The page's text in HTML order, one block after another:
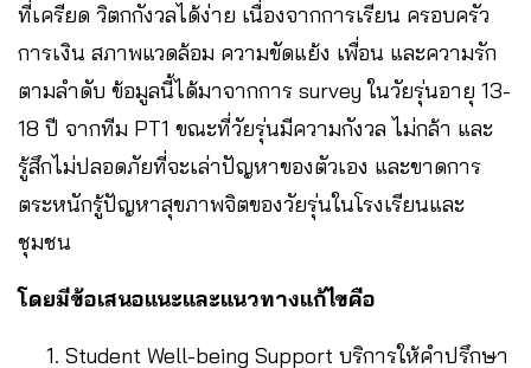
ที่เครียด วิตกกังวลได้ง่าย เนื่องจากการเรียน ครอบครัว
การเงิน สภาพแวดล้อม ความขัดแย้ง เพื่อน และความรัก
ตามลําดับ ข้อมูลนี้ได้มาจากการ survey ในวัยรุ่นอายุ 13-
18 ปี จากทีม PT1 ขณะที่วัยรุ่นมีความกังวล ไม่กล้า และ
รู้สึกไม่ปลอดภัยที่จะเล่าปัญหาของตัวเอง และขาดการ
ตระหนักรู้ปัญหาสุขภาพจิตของวัยรุ่นในโรงเรียนและ
ชุมชน
โดยมีข้อเสนอแนะและแนวทางแก้ไขคือ
Student Well-being Support บริการให้คําปรึกษา